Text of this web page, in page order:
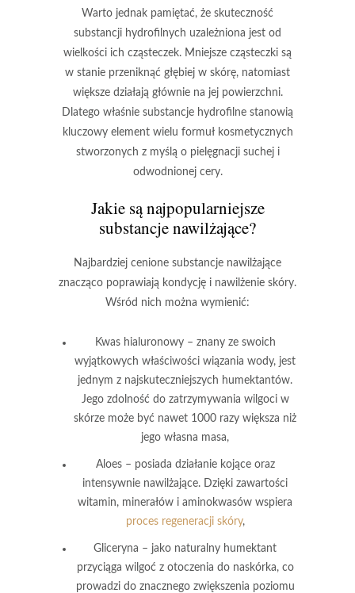
Warto jednak pamiętać, że skuteczność
substancji hydrofilnych uzależniona jest od
wielkości ich cząsteczek. Mniejsze cząsteczki są
w stanie przeniknąć głębiej w skórę, natomiast
większedziałają głównie na jej powierzchni.
Dlatego właśnie substancje hydrofilne stanowią
kluczowy element wielu formuł kosmetycznych
stworzonych z myślą o pielęgnacji suchej i
odwodnionej cery.
Jakie są najpopularniejsze
substancje nawilżające?
Najbardziej cenione substancje nawilżające
znacząco poprawiają kondycję i nawilżenie skóry.
Wśród nich można wymienić:
Kwas hialuronowy– znany ze swoich
wyjątkowych właściwości wiązania wody, jest
jednym z najskuteczniejszych humektantów.
Jego zdolność do zatrzymywania wilgoci w
skórze może być nawet 1000 razy większa niż
jego własna masa,
Aloes– posiada działanie kojące oraz
intensywnie nawilżające. Dzięki zawartości
witamin, minerałów i aminokwasów wspiera
proces regeneracji skóry,
Gliceryna – jako naturalny humektant
przyciąga wilgoć z otoczenia do naskórka, co
prowadzi do znacznego zwiększenia poziomu